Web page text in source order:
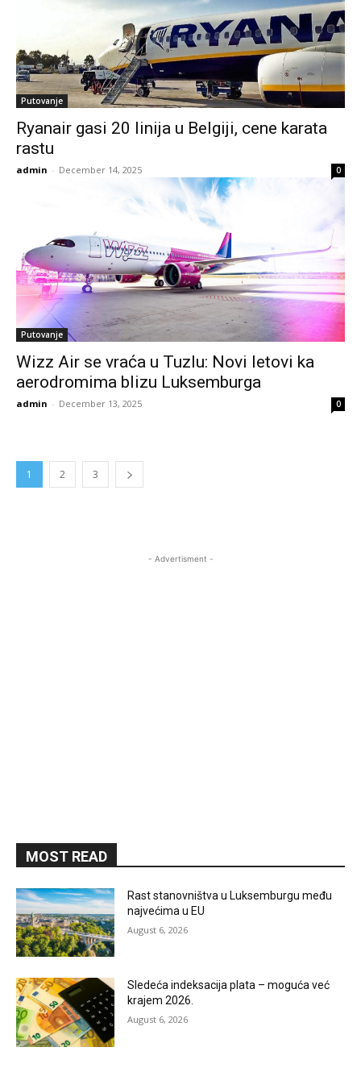
Putovanje
Ryanair gasi 20 linija u Belgiji, cene karata
rastu
admin - December 14, 2025 0
Putovanje
Wizz Air se vraća u Tuzlu: Novi letovi ka
aerodromima blizu Luksemburga
admin - December 13, 2025 0
1 2 3
- Advertisment -
MOST READ
Rast stanovništva u Luksemburgu među
najvećima u EU
August 6, 2026
Sledeća indeksacija plata – moguća već
krajem 2026.
August 6, 2026